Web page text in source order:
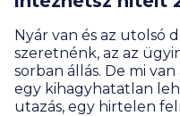
Nyár van és az utolsó
szeretnénk, az az
sorban állás. De mi
egy kihagyhatatlan
utazás, egy hirtelen